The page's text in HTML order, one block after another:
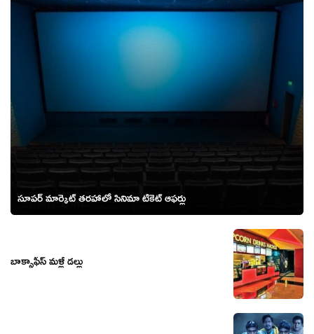
సూపర్ మార్కెట్ తరహాలో సినిమా టికెట్ ఆఫర్లు
బాక్సాఫీస్ మళ్లీ డల్లు